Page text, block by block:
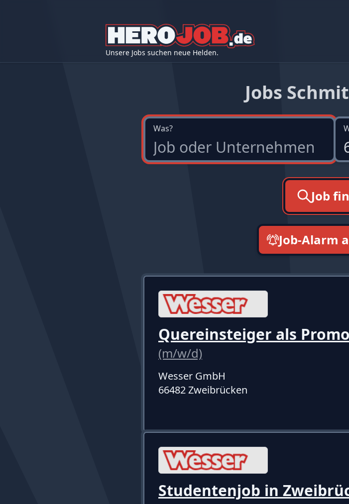
Unsere Jobs suchen neue Helden.
Jobs
Was?
Job
Job-Alarm
Quereinsteiger als
(m/w/d)
Wesser GmbH
66482 Zweibrücken
Studentenjob in